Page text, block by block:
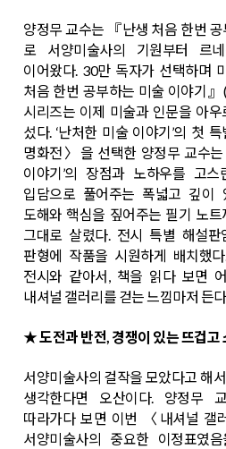
양정무 교수는 『난생 처음 한번
로 서양미술사의 기원부터 르
이어왔다. 30만 독자가 선택하며
처음 한번 공부하는 미술 이야기』
시리즈는 이제 미술과 인문을 아
섰다. ‘난처한 미술 이야기’의 첫
명화전〉을 선택한 양정무 교수는
이야기’의 장점과 노하우를 고
입담으로 풀어주는 폭넓고 깊이
도해와 핵심을 짚어주는 필기 노
그대로 살렸다. 전시 특별 해설
판형에 작품을 시원하게 배치했
전시와 같아서, 책을 읽다 보면
내셔널 갤러리를 걷는 느낌마저 든다.
★ 도전과 반전, 경쟁이 있는 뜨겁고
서양미술사의 걸작을 모았다고 해
생각한다면 오산이다. 양정무
따라가다 보면 이번 〈내셔널 갤
서양미술사의 중요한 이정표였